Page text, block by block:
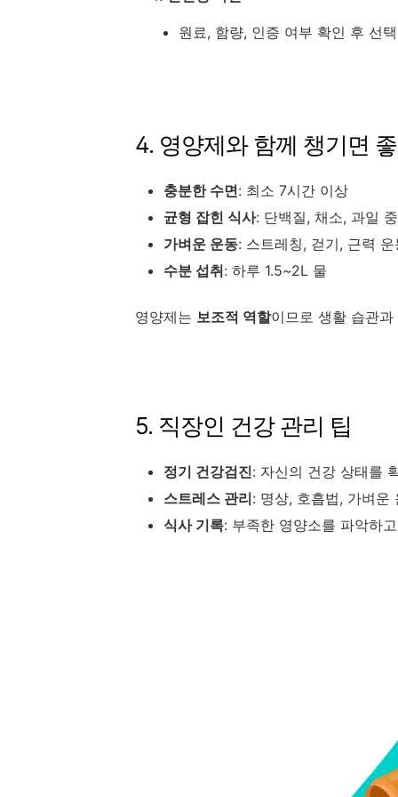
원료, 함량, 인증 여부 확인 후 선택
4. 영양제와 함께 챙기면
충분한 수면: 최소 7시간 이상
균형 잡힌 식사: 단백질, 채소, 과일
가벼운 운동: 스트레칭, 걷기, 근력 운
수분 섭취: 하루 1.5~2L 물
영양제는 보조적 역할이므로 생활 습관
5. 직장인 건강 관리 팁
정기 건강검진: 자신의 건강 상태를
스트레스 관리: 명상, 호흡법, 가벼운
식사 기록: 부족한 영양소를 파악하